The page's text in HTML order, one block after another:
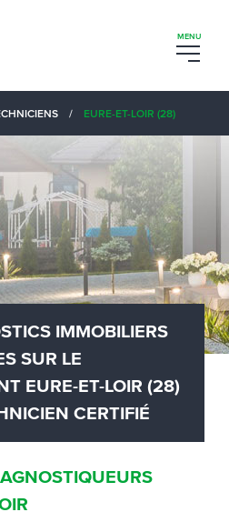
/ EURE-ET-LOIR (28)
IMMOBILIERS
SUR LE
EURE-ET-LOIR (28)
CERTIFIÉ